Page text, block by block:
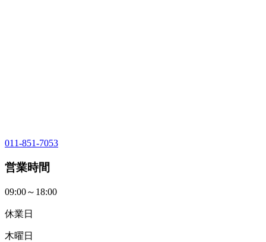
011-851-7053
営業時間
09:00～18:00
休業日
木曜日